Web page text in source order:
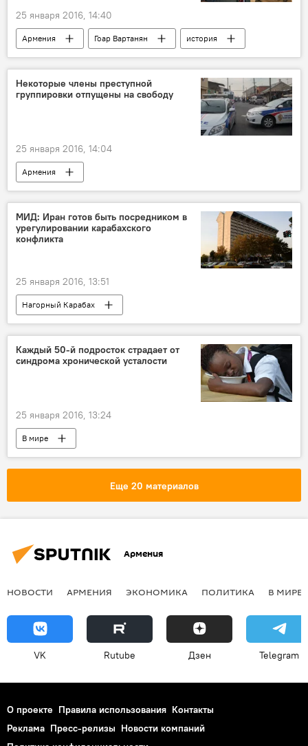
25 января 2016, 14:40
Армения Гоар Вартанян история
Некоторые члены преступной
группировки отпущены на свободу
25 января 2016, 14:04
Армения
Захват вооруженной группы в Ереване
МИД: Иран готов быть посредником в
урегулировании карабахского
конфликта
25 января 2016, 13:51
Нагорный Карабах
Каждый 50-й подросток страдает от
синдрома хронической усталости
25 января 2016, 13:24
В мире
Еще 20 материалов
Армения
НОВОСТИ АРМЕНИЯ ЭКОНОМИКА ПОЛИТИКА В МИРЕ
VK Rutube Дзен Telegram
О проекте Правила использования Контакты
Реклама Пресс-релизы Новости компаний